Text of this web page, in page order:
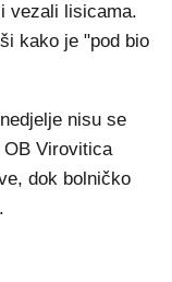
vezali lisicama.
kako je "pod bio
nisu se
OB Virovitica
dok bolničko